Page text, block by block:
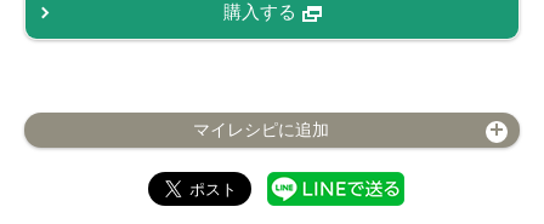
購入する
マイレシピに追加